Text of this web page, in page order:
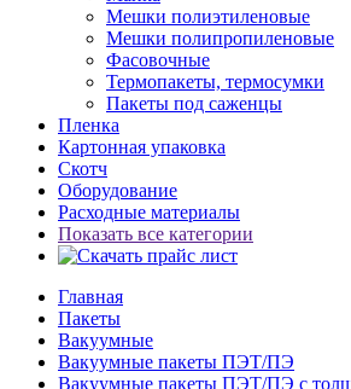
Мешки полиэтиленовые
Мешки полипропиленовые
Фасовочные
Термопакеты, термосумки
Пакеты под саженцы
Пленка
Картонная упаковка
Скотч
Оборудование
Расходные материалы
Показать все категории
Главная
Пакеты
Вакуумные
Вакуумные пакеты ПЭТ/ПЭ
Вакуумные пакеты ПЭТ/ПЭ с